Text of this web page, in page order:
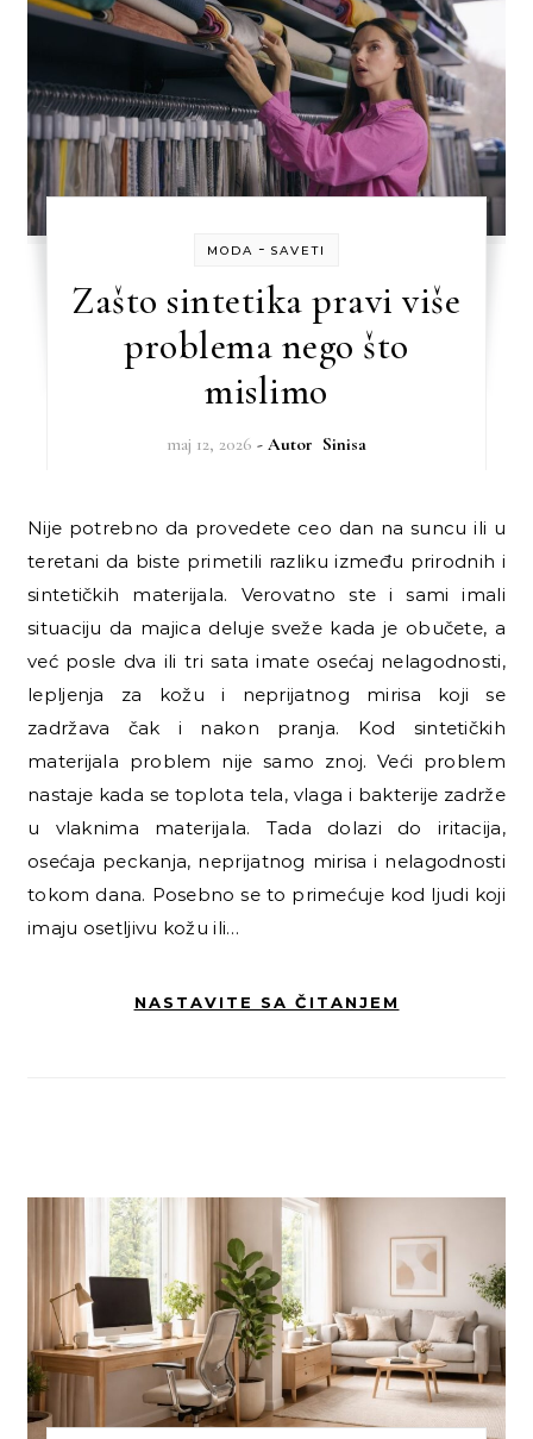
MODA - SAVETI
Zašto sintetika pravi više
problema nego što
mislimo
maj 12, 2026 - Autor Sinisa
Nije potrebno da provedete ceo dan na suncu ili u
teretani da biste primetili razliku između prirodnih i
sintetičkih materijala. Verovatno ste i sami imali
situaciju da majica deluje sveže kada je obučete, a
već posle dva ili tri sata imate osećaj nelagodnosti,
lepljenja za kožu i neprijatnog mirisa koji se
zadržava čak i nakon pranja. Kod sintetičkih
materijala problem nije samo znoj. Veći problem
nastaje kada se toplota tela, vlaga i bakterije zadrže
u vlaknima materijala. Tada dolazi do iritacija,
osećaja peckanja, neprijatnog mirisa i nelagodnosti
tokom dana. Posebno se to primećuje kod ljudi koji
imaju osetljivu kožu ili…
NASTAVITE SA ČITANJEM